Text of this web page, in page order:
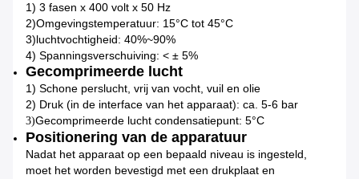
1) 3 fasen x 400 volt x 50 Hz
2)Omgevingstemperatuur: 15°C tot 45°C
3)luchtvochtigheid: 40%~90%
4) Spanningsverschuiving: < ± 5%
Gecomprimeerde lucht
1) Schone perslucht, vrij van vocht, vuil en olie
2) Druk (in de interface van het apparaat): ca. 5-6 bar
3)Gecomprimeerde lucht condensatiepunt: 5°C
Positionering van de apparatuur
Nadat het apparaat op een bepaald niveau is ingesteld,
moet het worden bevestigd met een drukplaat en